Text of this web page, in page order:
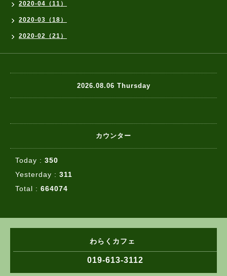
2020-04（11）
2020-03（18）
2020-02（21）
2026.08.06 Thursday
カウンター
Today : 350
Yesterday : 311
Total : 664074
わらくカフェ
019-613-3112